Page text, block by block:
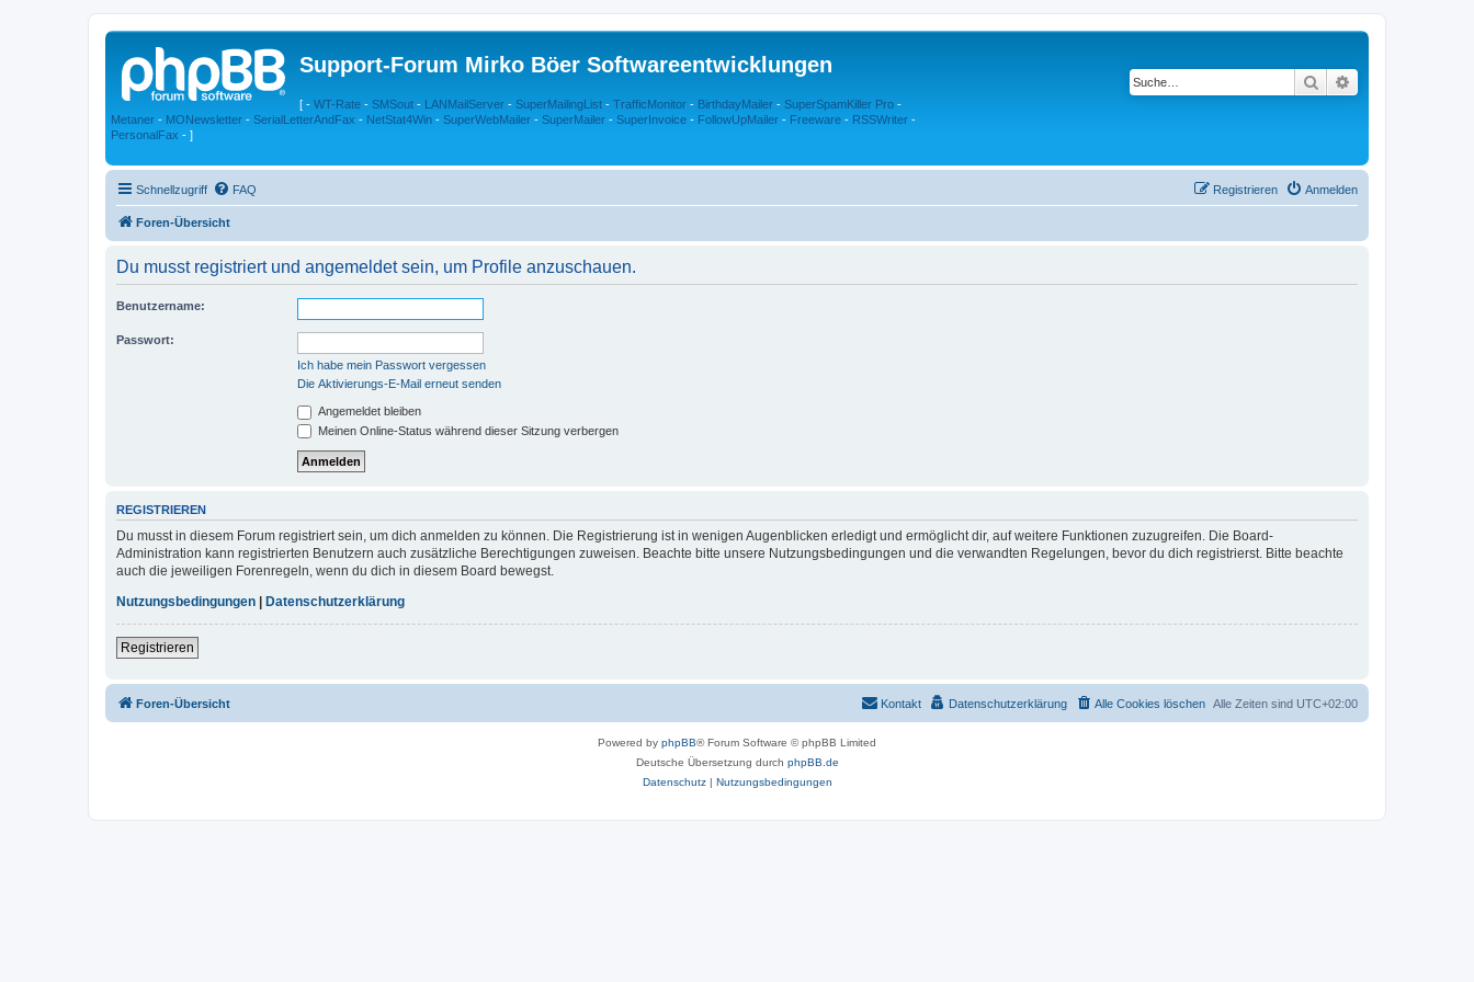
Support-Forum Mirko Böer Softwareentwicklungen
[ - WT-Rate - SMSout - LANMailServer - SuperMailingList - TrafficMonitor - BirthdayMailer - SuperSpamKiller Pro -
Metaner - MONewsletter - SerialLetterAndFax - NetStat4Win - SuperWebMailer - SuperMailer - SuperInvoice - FollowUpMailer - Freeware - RSSWriter -
PersonalFax - ]
Suche
Schnellzugriff FAQ Anmelden
Registrieren
Foren-Übersicht
Du musst registriert und angemeldet sein, um Profile anzuschauen.
Benutzername:
Passwort:
Ich habe mein Passwort vergessen
Die Aktivierungs-E-Mail erneut senden
Angemeldet bleiben
Meinen Online-Status während dieser Sitzung verbergen
REGISTRIEREN
Du musst in diesem Forum registriert sein, um dich anmelden zu können. Die Registrierung ist in wenigen Augenblicken erledigt und ermöglicht dir, auf weitere Funktionen zuzugreifen. Die Board-
Administration kann registrierten Benutzern auch zusätzliche Berechtigungen zuweisen. Beachte bitte unsere Nutzungsbedingungen und die verwandten Regelungen, bevor du dich registrierst. Bitte beachte
auch die jeweiligen Forenregeln, wenn du dich in diesem Board bewegst.
Nutzungsbedingungen | Datenschutzerklärung
Registrieren
Foren-Übersicht Alle Zeiten sind UTC+02:00
Alle Cookies löschen
Datenschutzerklärung
Kontakt
Powered by phpBB® Forum Software © phpBB Limited
Deutsche Übersetzung durch phpBB.de
Datenschutz| Nutzungsbedingungen